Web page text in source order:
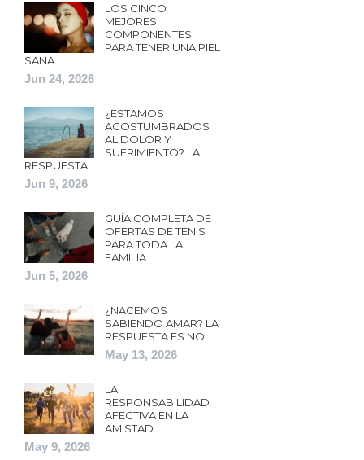
LOS CINCO
MEJORES
COMPONENTES
PARA TENER UNA PIEL
SANA
Jun 24, 2026
¿ESTAMOS
ACOSTUMBRADOS
AL DOLOR Y
SUFRIMIENTO? LA
RESPUESTA…
Jun 9, 2026
GUÍA COMPLETA DE
OFERTAS DE TENIS
PARA TODA LA
FAMILIA
Jun 5, 2026
¿NACEMOS
SABIENDO AMAR? LA
RESPUESTA ES NO
May 13, 2026
LA
RESPONSABILIDAD
AFECTIVA EN LA
AMISTAD
May 9, 2026